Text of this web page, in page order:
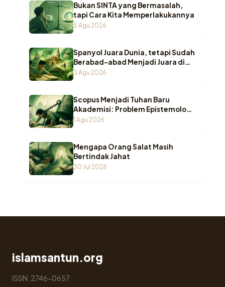
Bukan SINTA yang Bermasalah,
tapi Cara Kita Memperlakukannya
5 Agu 2026
Spanyol Juara Dunia, tetapi Sudah
Berabad-abad Menjadi Juara di
Pesantren Indonesia
3 Agu 2026
Scopus Menjadi Tuhan Baru
Akademisi: Problem Epistemologi
ketika Wasā’il Berubah Menjadi
1 Agu 2026
Mengapa Orang Salat Masih
Bertindak Jahat
30 Jul 2026
islamsantun.org
ISSN: 2746-0657